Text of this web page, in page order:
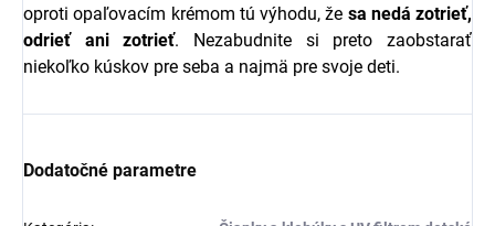
oproti opaľovacím krémom tú výhodu, že sa nedá zotrieť,
odrieť ani zotrieť. Nezabudnite si preto zaobstarať
niekoľko kúskov pre seba a najmä pre svoje deti.
Dodatočné parametre